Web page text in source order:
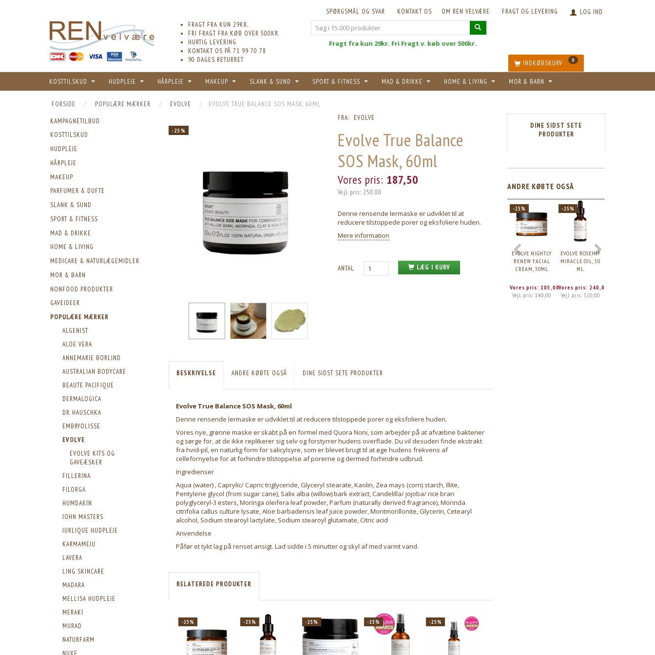
LOG IND
FRAGT OG LEVERING
OM REN VELVÆRE
KONTAKT OS
SPØRGSMÅL OG SVAR
FRAGT FRA KUN 29KR.
FRI FRAGT FRA KØB OVER 500KR.
HURTIG LEVERING
KONTAKT OS PÅ 71 99 70 78
90 DAGES RETURRET
Fragt fra kun 29kr. Fri Fragt v. køb over 500kr.
INDKØBSKURV 0
KOSTTILSKUD HUDPLEJE HÅRPLEJE MAKEUP SLANK & SUND SPORT & FITNESS MAD & DRIKKE HOME & LIVING MOR & BARN
FORSIDE POPULÆRE MÆRKER EVOLVE EVOLVE TRUE BALANCE SOS MASK, 60ML
KAMPAGNETILBUD
KOSTTILSKUD
HUDPLEJE
HÅRPLEJE
MAKEUP
PARFUMER & DUFTE
SLANK & SUND
SPORT & FITNESS
MAD & DRIKKE
HOME & LIVING
MEDICARE & NATURLÆGEMIDLER
MOR & BARN
NONFOOD PRODUKTER
GAVEIDEER
POPULÆRE MÆRKER
ALGENIST
ALOE VERA
ANNEMARIE BORLIND
AUSTRALIAN BODYCARE
BEAUTE PACIFIQUE
DERMALOGICA
DR. HAUSCHKA
EMBRYOLISSE
EVOLVE
EVOLVE KITS OG
GAVEÆSKER
FILLERINA
FILORGA
HUMDAKIN
JOHN MASTERS
JURLIQUE HUDPLEJE
KARMAMEJU
LAVERA
LING SKINCARE
MADARA
MELLISA HUDPLEJE
MERAKI
MURAD
NATURFARM
NUXE
-25%
FRA: EVOLVE
Evolve True Balance
SOS Mask, 60ml
Vores pris: 187,50
Vejl. pris: 250,00
Denne rensende lermaske er udviklet til at
reducere tilstoppede porer og eksfoliere huden.
Mere information
ANTAL LÆG I KURV
BESKRIVELSE ANDRE KØBTE OGSÅ DINE SIDST SETE PRODUKTER
Evolve True Balance SOS Mask, 60ml
Denne rensende lermaske er udviklet til at reducere tilstoppede porer og eksfoliere huden.
Vores nye, grønne maske er skabt på en formel med Quora Noni, som arbejder på at afvæbne bakterier
og sørge for, at de ikke replikerer sig selv og forstyrrer hudens overflade. Du vil desuden finde ekstrakt
fra hvid-pil, en naturlig form for salicylsyre, som er blevet brugt til at øge hudens frekvens af
cellefornyelse for at forhindre tilstoppelse af porerne og dermed forhindre udbrud.
Ingredienser
Aqua (water) , Caprylic/ Capric triglyceride, Glyceryl stearate, Kaolin, Zea mays (corn) starch, Illite,
Pentylene glycol (from sugar cane), Salix alba (willow) bark extract, Candelilla/ jojoba/ rice bran
polyglyceryl-3 esters, Moringa oleifera leaf powder, Parfum (naturally derived fragrance), Morinda
citrifolia callus culture lysate, Aloe barbadensis leaf juice powder, Montmorillonite, Glycerin, Cetearyl
alcohol, Sodium stearoyl lactylate, Sodium stearoyl glutamate, Citric acid
Anvendelse
Påfør et tykt lag på renset ansigt. Lad sidde i 5 minutter og skyl af med varmt vand.
RELATEREDE PRODUKTER
-25% -25% -25% -25% -25%
DINE SIDST SETE
PRODUKTER
ANDRE KØBTE OGSÅ
-25%
EVOLVE NIGHTLY
RENEW FACIAL
CREAM, 30ML
Vores pris:105,00
Vejl. pris:140,00
-25%
EVOLVE ROSEHIP
MIRACLE OIL, 30
ML.
Vores pris: 240,00
Vejl. pris:320,00